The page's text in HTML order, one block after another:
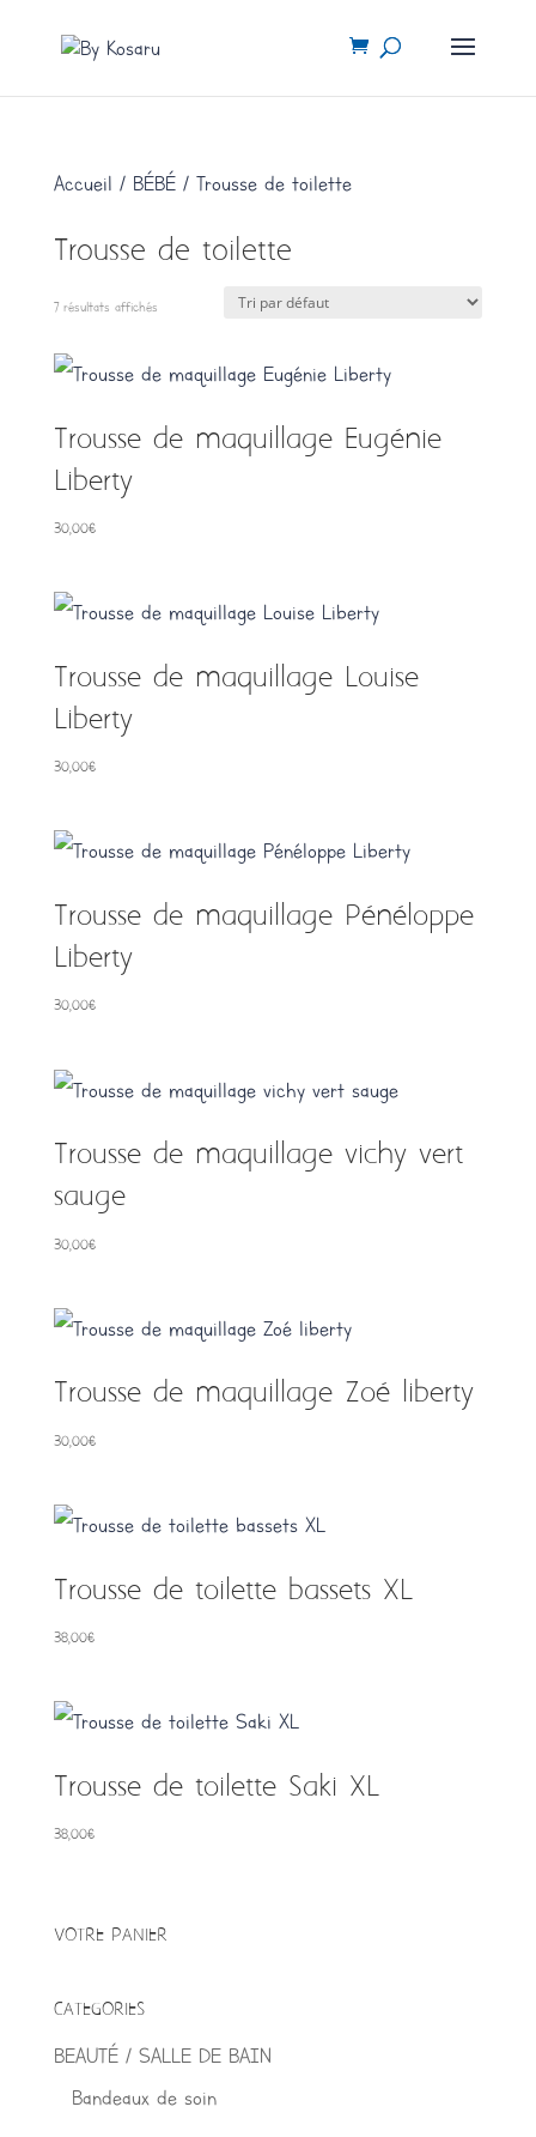
Accueil / BÉBÉ/ Trousse de toilette
Trousse de toilette
7 résultats affichés
Trousse de maquillage Eugénie
Liberty
30,00€
Trousse de maquillage Louise
Liberty
30,00€
Trousse de maquillage Pénéloppe
Liberty
30,00€
Trousse de maquillage vichy vert
sauge
30,00€
Trousse de maquillage Zoé liberty
30,00€
Trousse de toilette bassets XL
38,00€
Trousse de toilette Saki XL
38,00€
VOTRE PANIER
CATEGORIES
BEAUTÉ / SALLE DE BAIN
Bandeaux de soin